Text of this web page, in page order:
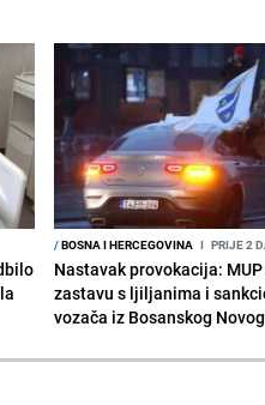
/BOSNA I HERCEGOVINA I PRIJE 2
Nastavak provokacija:
zastavu s ljiljanima i
vozača iz Bosanskog Novog